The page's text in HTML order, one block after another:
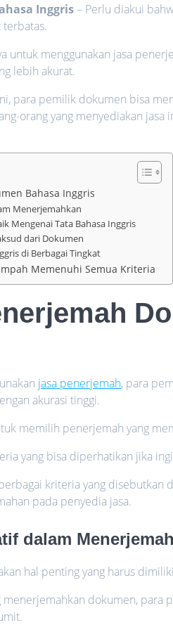
Inggris– Perlu diakui
terbatas.
untuk menggunakan jasa
lebih akurat.
para pemilik dokumen bisa
orang yang menyediakan
Bahasa Inggris
Menerjemahkan
Mengenai Tata Bahasa Inggris
dari Dokumen
di Berbagai Tingkat
Memenuhi Semua Kriteria
jasa penerjemah, para
akurasi tinggi.
memilih penerjemah yang
yang bisa diperhatikan jika
kriteria yang
pada penyedia jasa.
dalam
hal penting yang harus
menerjemahkan dokumen, para